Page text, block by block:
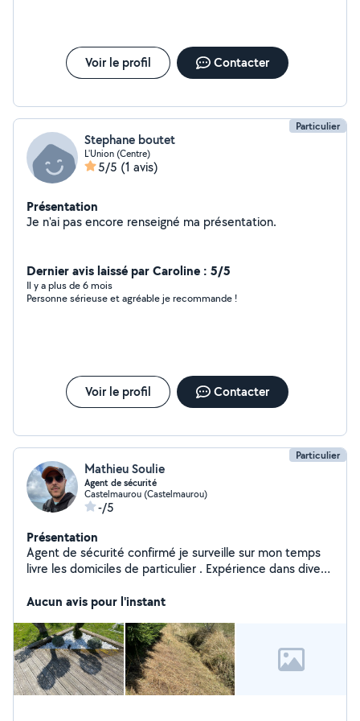
Voir le profil Contacter
Particulier
Stephane boutet
L'Union (Centre)
5/5 (1 avis)
Présentation
Je n'ai pas encore renseigné ma présentation.
Dernier avis laissé par Caroline : 5/5
Il y a plus de 6 mois
Personne sérieuse et agréable je recommande !
Voir le profil Contacter
Particulier
Mathieu Soulie
Agent de sécurité
Castelmaurou (Castelmaurou)
-/5
Présentation
Agent de sécurité confirmé je surveille sur mon temps
livre les domiciles de particulier . Expérience dans divers
Aucun avis pour l'instant